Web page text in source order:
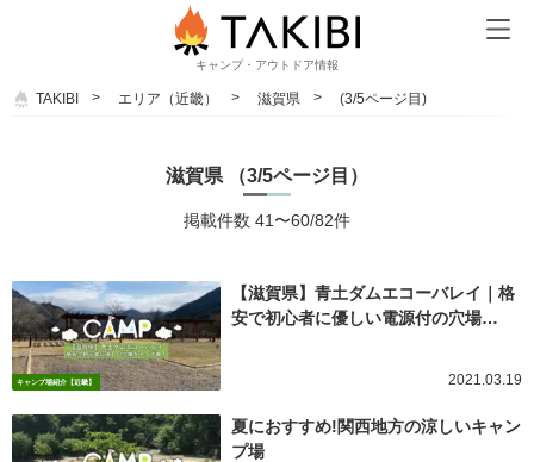
キャンプ・アウトドア情報
TAKIBI エリア（近畿） 滋賀県 (3/5ページ目)
滋賀県 （3/5ページ目）
掲載件数 41〜60/82件
キャンプ場紹介【近畿】
【滋賀県】青土ダムエコーバレイ｜格
安で初心者に優しい電源付の穴場…
2021.03.19
夏におすすめ!関西地方の涼しいキャン
プ場